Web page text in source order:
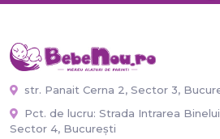
str. Panait Cerna 2, Sector 3,
Pct. de lucru: Strada Intrarea
Sector 4, București